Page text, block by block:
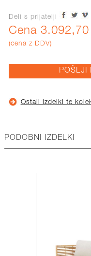
Deli s prijatelji
Cena
(cena z DDV)
POŠLJI
Ostali izdelki te
PODOBNI IZDELKI